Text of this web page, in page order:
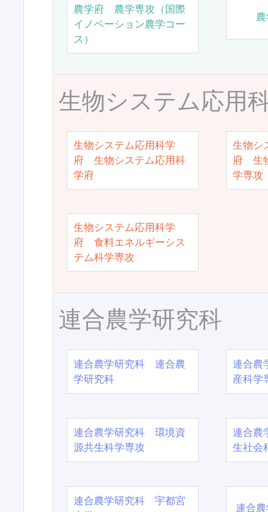
農学府 農学専攻（国際
イノベーション農学コー
ス）
生物システム応用
生物システム応用科学
府 生物システム応用科
学府
生物シ
府 生
学専攻
生物システム応用科学
府 食料エネルギーシス
テム科学専攻
連合農学研究科
連合農学研究科 連合農
学研究科
連合農
産科学
連合農学研究科 環境資
源共生科学専攻
連合農
生社会
連合農学研究科 宇都宮
連合